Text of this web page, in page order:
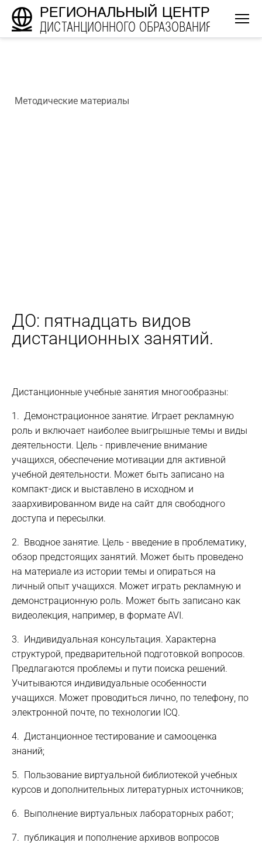
РЕГИОНАЛЬНЫЙ ЦЕНТР
ДИСТАНЦИОННОГО ОБРАЗОВАНИЯ
Методические материалы
ДО: пятнадцать видов
дистанционных занятий.
Дистанционные учебные занятия многообразны:
1. Демонстрационное занятие. Играет рекламную
роль и включает наиболее выигрышные темы и виды
деятельности. Цель - привлечение внимание
учащихся, обеспечение мотивации для активной
учебной деятельности. Может быть записано на
компакт-диск и выставлено в исходном и
заархивированном виде на сайт для свободного
доступа и пересылки.
2. Вводное занятие. Цель - введение в проблематику,
обзор предстоящих занятий. Может быть проведено
на материале из истории темы и опираться на
личный опыт учащихся. Может играть рекламную и
демонстрационную роль. Может быть записано как
видеолекция, например, в формате AVI.
3. Индивидуальная консультация. Характерна
структурой, предварительной подготовкой вопросов.
Предлагаются проблемы и пути поиска решений.
Учитываются индивидуальные особенности
учащихся. Может проводиться лично, по телефону, по
электронной почте, по технологии ICQ.
4. Дистанционное тестирование и самооценка
знаний;
5. Пользование виртуальной библиотекой учебных
курсов и дополнительных литературных источников;
6. Выполнение виртуальных лабораторных работ;
7. публикация и пополнение архивов вопросов